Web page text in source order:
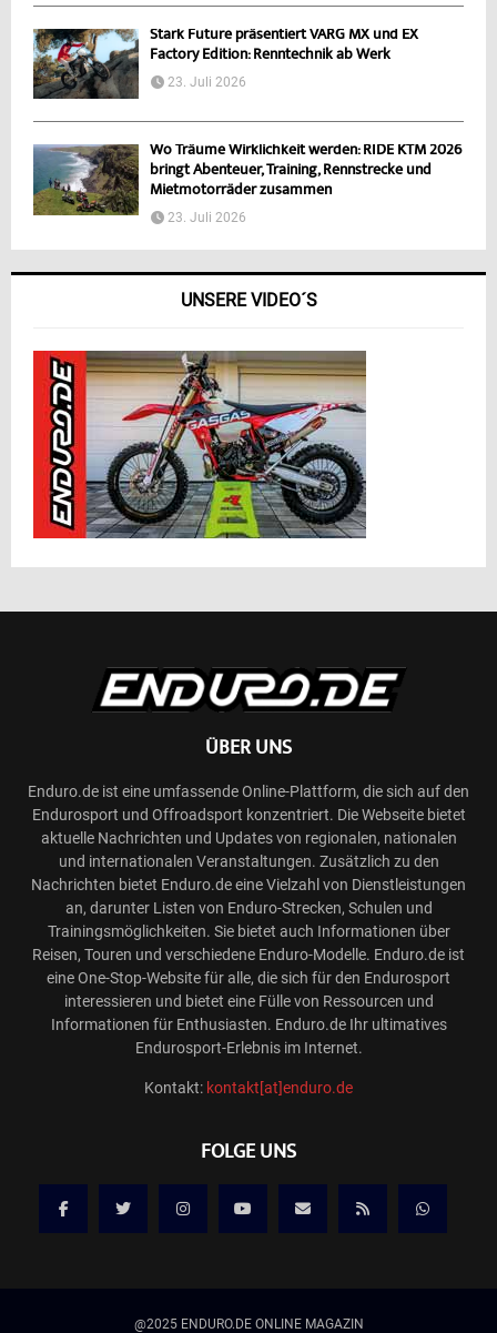
Stark Future präsentiert VARG MX und EX
Factory Edition: Renntechnik ab Werk
23. Juli 2026
Wo Träume Wirklichkeit werden: RIDE KTM 2026
bringt Abenteuer, Training, Rennstrecke und
Mietmotorräder zusammen
23. Juli 2026
UNSERE VIDEO´S
ÜBER UNS
Enduro.de ist eine umfassende Online-Plattform, die sich auf den
Endurosport und Offroadsport konzentriert. Die Webseite bietet
aktuelle Nachrichten und Updates von regionalen, nationalen
und internationalen Veranstaltungen. Zusätzlich zu den
Nachrichten bietet Enduro.de eine Vielzahl von Dienstleistungen
an, darunter Listen von Enduro-Strecken, Schulen und
Trainingsmöglichkeiten. Sie bietet auch Informationen über
Reisen, Touren und verschiedene Enduro-Modelle. Enduro.de ist
eine One-Stop-Website für alle, die sich für den Endurosport
interessieren und bietet eine Fülle von Ressourcen und
Informationen für Enthusiasten. Enduro.de Ihr ultimatives
Endurosport-Erlebnis im Internet.
Kontakt: kontakt[at]enduro.de
FOLGE UNS
@2025 ENDURO.DE ONLINE MAGAZIN